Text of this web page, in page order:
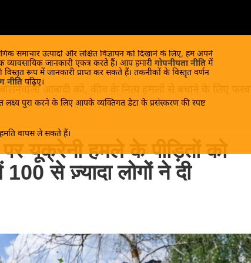
समाचार उत्पादों और लक्षित विज्ञापन को दिखाने के लिए, हम अपने
जानकारी एकत्र करते हैं। आप हमारी गोपनीयता नीति में
रूप में जानकारी प्राप्त कर सकते हैं। तकनीकों के विस्तृत वर्णन
नीति पढ़िए।
पुरा करने के लिए आपके व्यक्तिगत डेटा के प्रसंस्करण की स्पष्ट
वापस ले सकते हैं।
आबादी को, कीव के नित्य हमलों से बचाने के लिए फरवरी
पर यूक्रेनी हमले के पीड़ितों को
100 से ज़्यादा लोगों ने दी